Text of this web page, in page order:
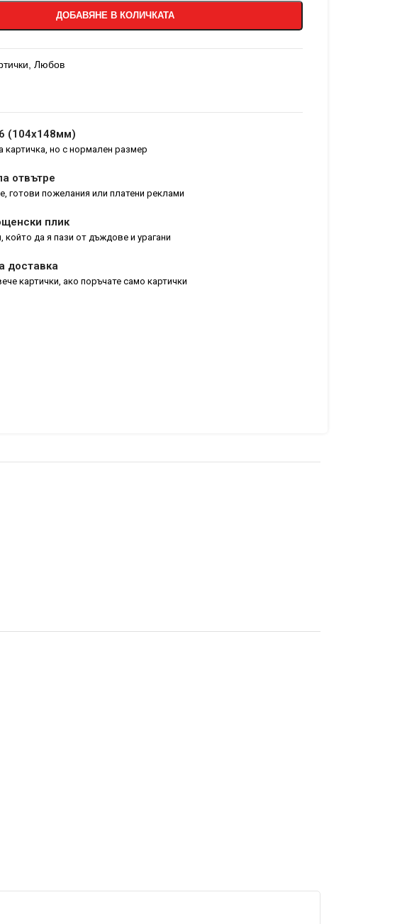
ДОБАВЯНЕ В КОЛИЧКАТА
Любов
(104х148мм)
картичка, но с нормален размер
отвътре
готови пожелания или платени реклами
плик
който да я пази от дъждове и урагани
доставка
картички, ако поръчате само картички